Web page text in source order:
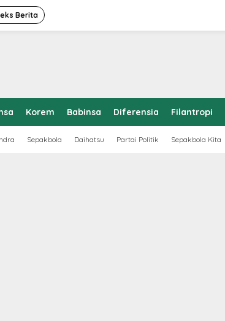
Berita
Korem Babinsa Diferensia Filantropi
Sepakbola Daihatsu Partai Politik Sepakbola Kita